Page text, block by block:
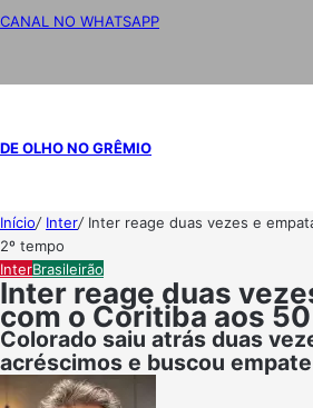
CANAL NO WHATSAPP
DE OLHO NO GRÊMIO
Início/ Inter/ Inter reage duas vezes e
2º tempo
InterBrasileirão
Inter reage duas
com o Coritiba aos
Colorado saiu atrás duas
acréscimos e buscou